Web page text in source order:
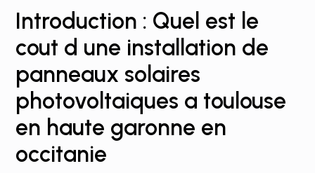
Introduction : Quel est le
cout d une installation de
panneaux solaires
photovoltaiques a toulouse
en haute garonne en
occitanie